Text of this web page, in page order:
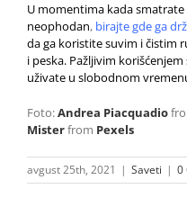
U momentima kada
neophodan, birajte gde ga
da ga koristite suvim i čistim
i peska. Pažljivim
uživate u slobodnom
Foto:Andrea Piacquadio
Misterfrom Pexels
avgust 25th, 2021 | Saveti | 0